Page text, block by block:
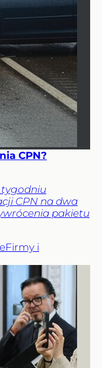
CPN?
tygodniu
CPN na dwa
pakietu
Firmy i